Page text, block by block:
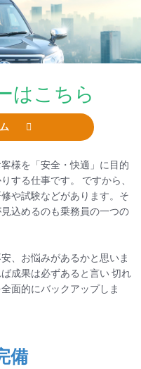
はこちら
様を「安全・快適」に目的
する仕事です。 ですから、
や試験などがあります。そ
込めるのも乗務員の一つの
、お悩みがあるかと思いま
成果は必ずあると言い 切れ
面的にバックアップしま
備